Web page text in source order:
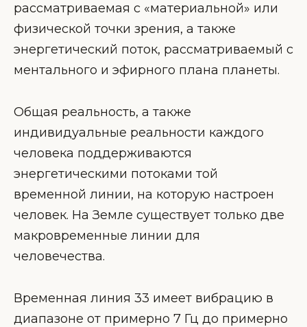
рассматриваемая с «материальной» или
физической точки зрения, а также
энергетический поток, рассматриваемый с
ментального и эфирного плана планеты.
Общая реальность, а также
индивидуальные реальности каждого
человека поддерживаются
энергетическими потоками той
временной линии, на которую настроен
человек. На Земле существует только две
макровременные линии для
человечества.
Временная линия 33 имеет вибрацию в
диапазоне от примерно 7 Гц до примерно